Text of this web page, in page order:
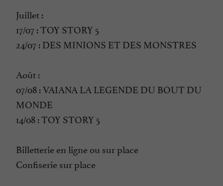
Juillet :
17/07 : TOY STORY 5
24/07 : DES MINIONS ET DES MONSTRES
Août :
07/08 : VAIANA LA LEGENDE DU BOUT DU
MONDE
14/08 : TOY STORY 5
Billetterie en ligne ou sur place
Confiserie sur place